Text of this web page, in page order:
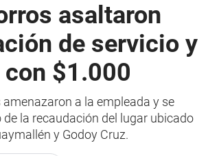
asaltaron
de servicio y
con $1.000
a la empleada y se
de la recaudación del lugar ubicado
y Godoy Cruz.